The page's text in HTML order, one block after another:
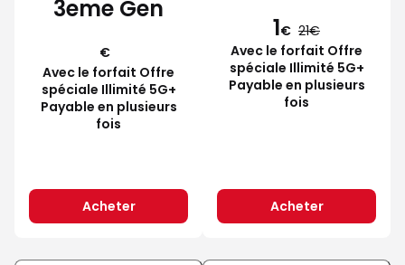
3eme Gen
€
Avec le forfait Offre
spéciale Illimité 5G+
Payable en plusieurs
fois
Acheter
1€ 21
Avec le forfait Offre
spéciale Illimité 5G+
Payable en plusieurs
fois
Acheter